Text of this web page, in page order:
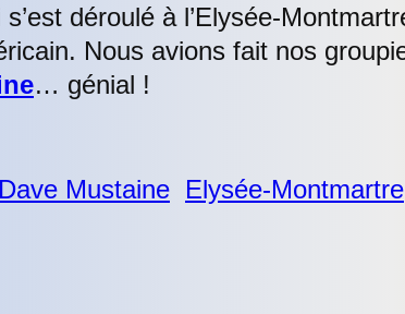
déroulé à l’Elysée-
Nous avions fait nos
… génial !
Dave Mustaine Elysée-Montmartre